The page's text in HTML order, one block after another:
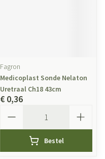
Fagron
Medicoplast Sonde Nelaton
Uretraal Ch18 43cm
€ 0,36
Bestel